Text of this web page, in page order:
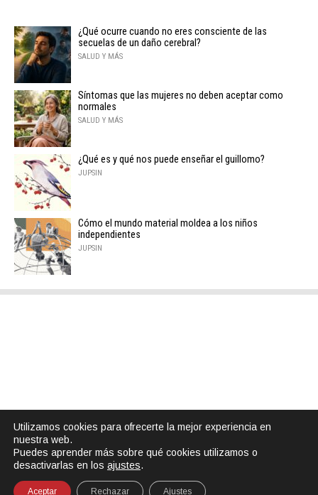
¿Qué ocurre cuando no eres consciente de las
secuelas de un daño cerebral?
SALUD Y MÁS
Síntomas que las mujeres no deben aceptar como
normales
SALUD Y MÁS
¿Qué es y qué nos puede enseñar el guillomo?
JUPSIN
Cómo el mundo material moldea a los niños
independientes
JUPSIN
Utilizamos cookies para ofrecerte la mejor experiencia en
nuestra web.
Puedes aprender más sobre qué cookies utilizamos o
desactivarlas en los ajustes.
Aceptar Rechazar Ajustes